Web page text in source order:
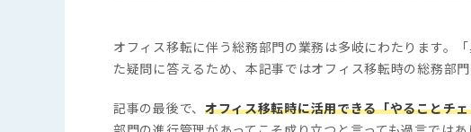
オフィス移転に伴う総務部門の業務は多岐にわたります。
た疑問に答えるため、本記事ではオフィス移転時の総務部
記事の最後で、 オフィス移転時に活用できる「やることチ